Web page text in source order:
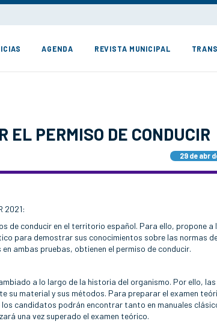
AGENDA REVISTA MUNICIPAL
EL PERMISO DE CONDUCIR
29 de abr
2021:
de conducir en el territorio español. Para ello, propone a
para demostrar sus conocimientos sobre las normas
ambas pruebas, obtienen el permiso de conducir.
a lo largo de la historia del organismo. Por ello, las
su material y sus métodos. Para preparar el examen
candidatos podrán encontrar tanto en manuales
una vez superado el examen teórico.